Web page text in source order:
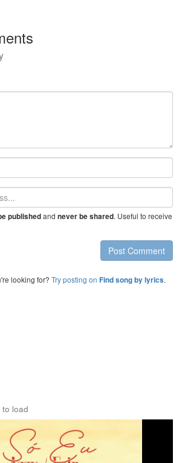
publishedand never be shared. Useful to receive
Post Comment
looking for? Try posting on Find song by lyrics.
to load